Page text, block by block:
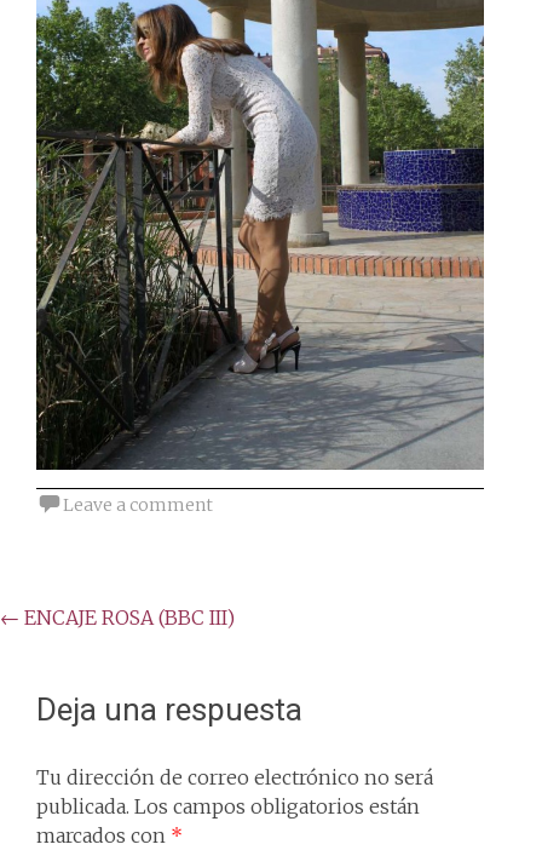
Leave a comment
Post
← ENCAJE ROSA (BBC III)
Deja una respuesta
Tu dirección de correo electrónico no será
publicada. Los campos obligatorios están
marcados con *